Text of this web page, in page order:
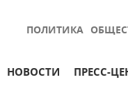
ПОЛИТИКА
НОВОСТИ ПРЕСС-